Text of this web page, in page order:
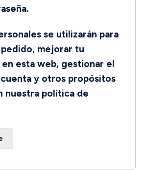
se utilizarán para
mejorar tu
esta web, gestionar el
y otros propósitos
nuestra política de